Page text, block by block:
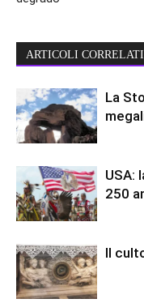
ARTICOLI CORRELATI
La
USA:
250
Il